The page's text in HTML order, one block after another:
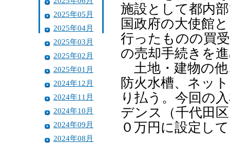
2025年05月
2025年04月
2025年03月
2025年02月
2025年01月
2024年12月
2024年11月
2024年10月
2024年09月
2024年08月
施設として都内
国政府の大使館
行ったものの買
の売却手続きを
土地・建物の他
防火水槽、ネッ
り払う。今回の
デンス（千代田
０万円に設定し